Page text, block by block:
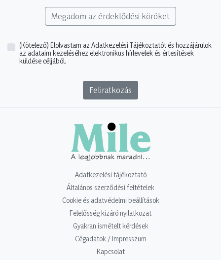
Megadom az érdeklődési köröket
(Kötelező) Elolvastam az Adatkezelési Tájékoztatót és hozzájárulok
az adataim kezeléséhez elektronikus hírlevelek és értesítések
küldése céljából.
Feliratkozás
Adatkezelési tájékoztató
Általános szerződési feltételek
Cookie és adatvédelmi beállítások
Felelősség kizáró nyilatkozat
Gyakran ismételt kérdések
Cégadatok / Impresszum
Kapcsolat